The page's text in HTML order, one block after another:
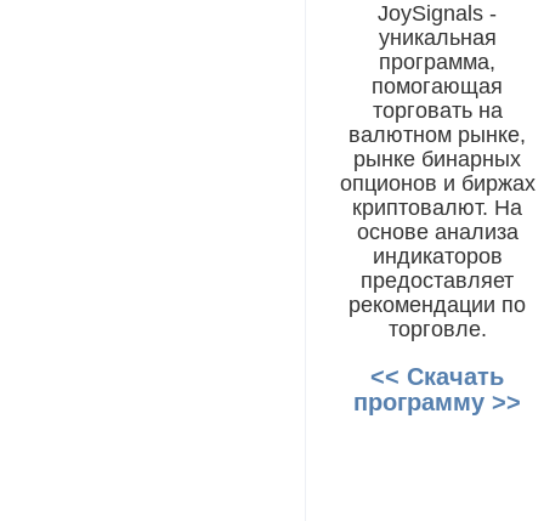
JoySignals -
уникальная
программа,
помогающая
торговать на
валютном рынке,
рынке бинарных
опционов и биржах
криптовалют. На
основе анализа
индикаторов
предоставляет
рекомендации по
торговле.
<< Скачать
программу >>